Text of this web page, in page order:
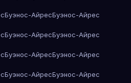
Буэнос-АйресБуэнос-Айрес
Буэнос-АйресБуэнос-Айрес
Буэнос-АйресБуэнос-Айрес
Буэнос-АйресБуэнос-Айрес